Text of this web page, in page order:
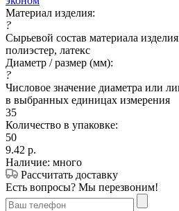
Материал изделия:
?
Сырьевой состав материала изделия
полиэстер, латекс
Диаметр / размер (мм):
?
Числовое значение диаметра или
в выбранных единицах измерения
35
Количество в упаковке:
50
9.42 р.
Наличие: много
Рассчитать доставку
Есть вопросы? Мы перезвоним!